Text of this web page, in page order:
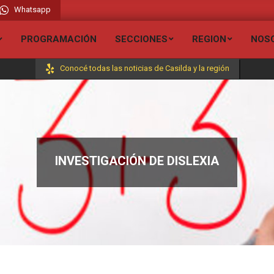
Whatsapp
Liberada FM 106.7 // Visita todas nuestras secciones y entérate de
PROGRAMACIÓN SECCIONES REGION
Conocé todas las noticias de Casilda y la región
INVESTIGACIÓN DE DISLEXIA